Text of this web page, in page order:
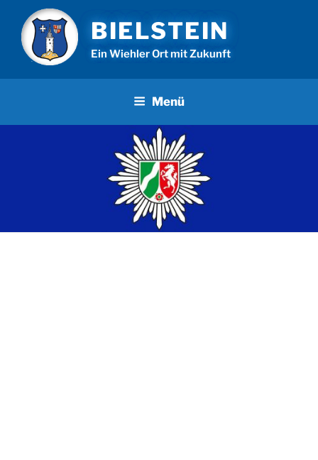
Inhalt
springen
BIELSTEIN
Ein Wiehler Ort mit Zukunft
Menü